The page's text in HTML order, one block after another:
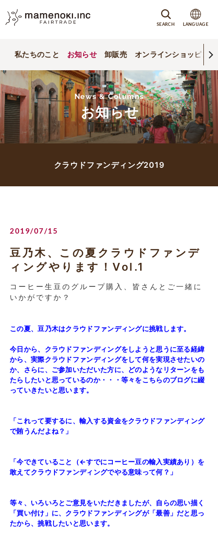
SEARCH LANGUAGE
私たちのこと お知らせ 卸販売 オンラインショッピング
News & Columns
お知らせ
クラウドファンディング2019
2019/07/15
豆乃木、この夏クラウドファンデ
ィングやります！Vol.1
コーヒー生豆のグループ購入、皆さんとご一緒に
いかがですか？
この夏、豆乃木はクラウドファンディングに挑戦します。
今日から、クラウドファンディングをしようと思うに至る経緯
から、実際クラウドファンディングをして何を実現させたいの
か、さらに、ご参加いただいた方に、どのようなリターンをも
たらしたいと思っているのか・・・等々をこちらのブログに綴
っていきたいと思います。
「これって要するに、輸入する資金をクラウドファンディング
で賄うんだよね？」
「今できていること（←すでにコーヒー豆の輸入実績あり）を
敢えてクラウドファンディングでやる意味って何？」
等々、いろいろとご意見をいただきましたが、自らの思い描く
「買い付け」に、クラウドファンディングが「最善」だと思っ
たから、挑戦したいと思います。